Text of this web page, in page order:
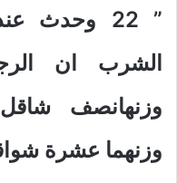
” 22
وحدث
الشرب ان
وزنهانصف
وزنهما عشرة